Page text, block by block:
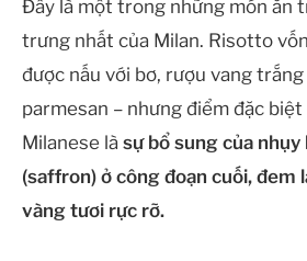
Đây là một trong những món ăn
trưng nhất của Milan. Risotto
được nấu với bơ, rượu vang trắng
parmesan – nhưng điểm đặc
Milanese là sự bổ sung của
(saffron) ở công đoạn cuối, đem
vàng tươi rực rỡ.